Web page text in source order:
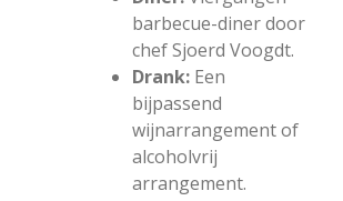
barbecue-diner door
chef Sjoerd Voogdt.
Drank: Een
bijpassend
wijnarrangement of
alcoholvrij
arrangement.